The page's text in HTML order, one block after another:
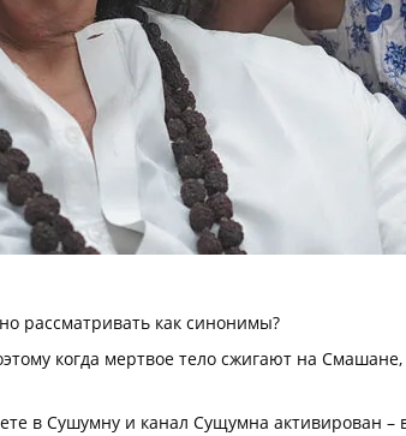
рассматривать как синонимы?
когда мертвое тело сжигают на
в Сушумну и канал Сущумна активирован